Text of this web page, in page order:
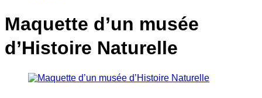
Maquette d’un musée
d’Histoire Naturelle